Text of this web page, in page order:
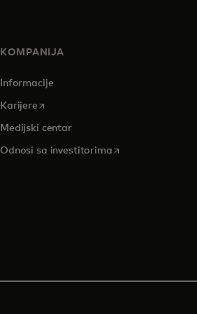
KOMPANIJA
Informacije
Karijereopens in a new tab
Medijski centar
Odnosi sa investitorimaopens in a new tab